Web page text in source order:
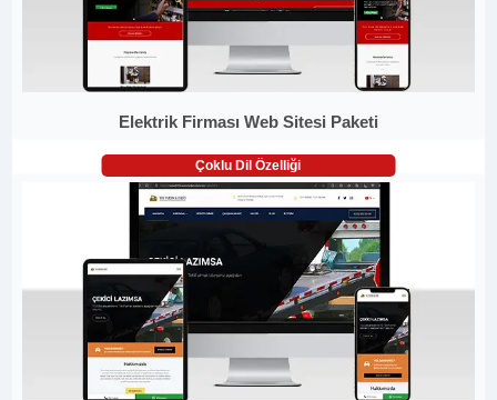
Elektrik Firması Web Sitesi Paketi
Çoklu Dil Özelliği